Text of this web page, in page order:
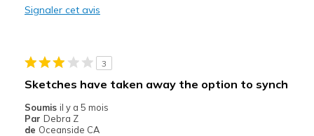
Les meilleures utilisations
Signaler cet avis
3
Sketches have taken away the option to synch
Soumis il y a 5 mois
Par Debra Z
de Oceanside CA